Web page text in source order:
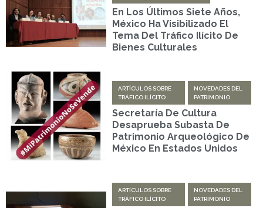
En Los Últimos Siete Años,
México Ha Visibilizado El
Tema Del Tráfico Ilícito De
Bienes Culturales
ARTÍCULOS SOBRE
TRÁFICO ILÍCITO
NOVEDADES DEL
PATRIMONIO
Secretaría De Cultura
Desaprueba Subasta De
Patrimonio Arqueológico De
México En Estados Unidos
ARTÍCULOS SOBRE
TRÁFICO ILÍCITO
NOVEDADES DEL
PATRIMONIO